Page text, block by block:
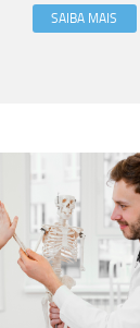
SAIBA MAIS